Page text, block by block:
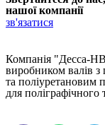
нашої компанії
зв'язатися
Компанія "Десса-
виробником валів
та поліуретановим
для